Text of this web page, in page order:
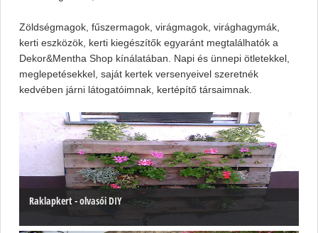
Zöldségmagok, fűszermagok, virágmagok, virághagymák,
kerti eszközök, kerti kiegészítők egyaránt megtalálhatók a
Dekor&Mentha Shop kínálatában. Napi és ünnepi ötletekkel,
meglepetésekkel, saját kertek versenyeivel szeretnék
kedvében járni látogatóimnak, kertépítő társaimnak.
Raklapkert - olvasói DIY